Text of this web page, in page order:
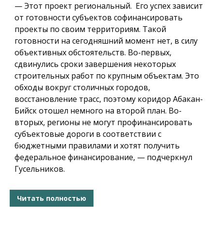
— Этот проект региональный. Его успех зависит
от готовности субъектов софинансировать
проекты по своим территориям. Такой
готовности на сегодняшний момент нет, в силу
объективных обстоятельств. Во-первых,
сдвинулись сроки завершения некоторых
строительных работ по крупным объектам. Это
обходы вокруг столичных городов,
восстановление трасс, поэтому коридор Абакан-
Бийск отошел немного на второй план. Во-
вторых, регионы не могут профинансировать
субъектовые дороги в соответствии с
бюджетными правилами и хотят получить
федеральное финансирование, — подчеркнул
Гусельников.
Читать полностью